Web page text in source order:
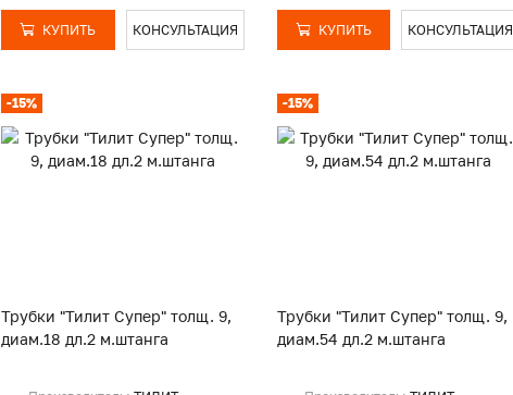
КУПИТЬ КОНСУЛЬТАЦИЯ КУПИТЬ КОНСУЛЬТАЦИЯ
-15%
Трубки "Тилит Супер" толщ. 9,
диам.18 дл.2 м.штанга
-15%
Трубки "Тилит Супер" толщ. 9,
диам.54 дл.2 м.штанга